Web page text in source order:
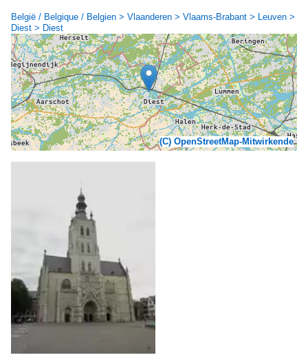
België / Belgique / Belgien > Vlaanderen > Vlaams-Brabant > Leuven >
Diest > Diest
(C) OpenStreetMap-Mitwirkende